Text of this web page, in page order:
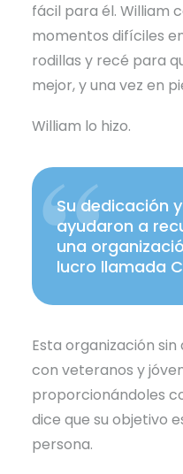
fácil para él. William
momentos difíciles
rodillas y recé para
mejor, y una vez en
William lo hizo.
Su dedicación
ayudaron a
una
lucro llamada
Esta organización
con veteranos y
proporcionándoles
dice que su objetivo
persona.